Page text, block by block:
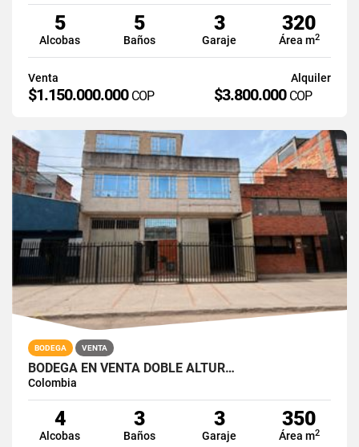
5
Alcobas
5
Baños
3
Garaje
320
Área m2
Venta
$1.150.000.000 COP
Alquiler
$3.800.000 COP
BODEGA VENTA
BODEGA EN VENTA DOBLE ALTUR…
Colombia
4
Alcobas
3
Baños
3
Garaje
350
Área m2